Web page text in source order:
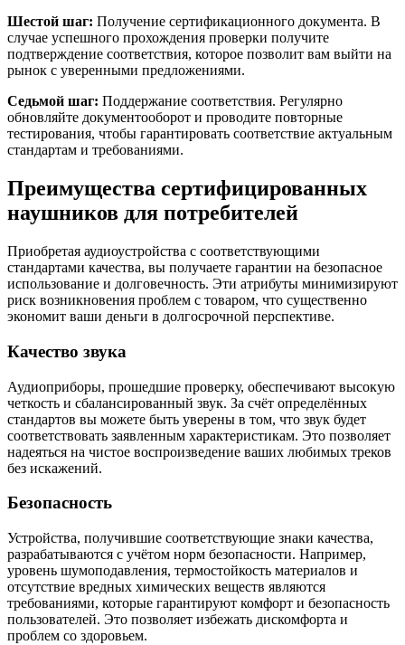
Шестой шаг: Получение сертификационного документа. В
случае успешного прохождения проверки получите
подтверждение соответствия, которое позволит вам выйти на
рынок с уверенными предложениями.
Седьмой шаг: Поддержание соответствия. Регулярно
обновляйте документооборот и проводите повторные
тестирования, чтобы гарантировать соответствие актуальным
стандартам и требованиями.
Преимущества сертифицированных
наушников для потребителей
Приобретая аудиоустройства с соответствующими
стандартами качества, вы получаете гарантии на безопасное
использование и долговечность. Эти атрибуты минимизируют
риск возникновения проблем с товаром, что существенно
экономит ваши деньги в долгосрочной перспективе.
Качество звука
Аудиоприборы, прошедшие проверку, обеспечивают высокую
четкость и сбалансированный звук. За счёт определённых
стандартов вы можете быть уверены в том, что звук будет
соответствовать заявленным характеристикам. Это позволяет
надеяться на чистое воспроизведение ваших любимых треков
без искажений.
Безопасность
Устройства, получившие соответствующие знаки качества,
разрабатываются с учётом норм безопасности. Например,
уровень шумоподавления, термостойкость материалов и
отсутствие вредных химических веществ являются
требованиями, которые гарантируют комфорт и безопасность
пользователей. Это позволяет избежать дискомфорта и
проблем со здоровьем.